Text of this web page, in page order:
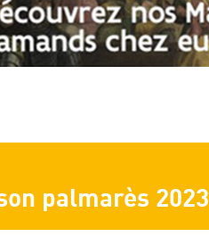
palmarès 2023